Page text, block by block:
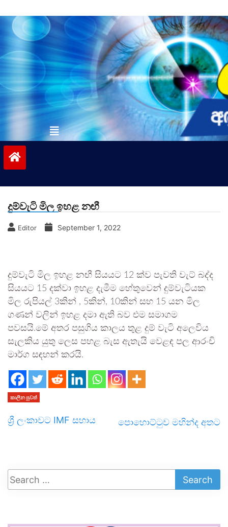
to
contentvinivida.lk
දුම්වැටි මිල ඉහළ නඟී
Editor September 1, 2022
දුම්වැටි මිල ඉහළ නඟී සියයට 12 ක්ව පැවති වැට් බද්ද
සියයට 15 දක්වා ඉහළ දැමීම හේතුවෙන් දුම්වැටියක
මිල රුපියල් 3කින් , 5කින්, 10කින් සහ 15 යන මිල
ගණන් වලින් ඉහළ දමා ඇති බව එම සමාගම
පවසයි.මේ අතර පසුගිය කාලය තුළ දුම් වැටි අලෙවිය
සැලකිය යුතු ලෙස පහළ බැස ඇතැ‍යි වෙළඳ පල ආරංචි
මාර්ග සඳහන් කරයි.
කාලීන පුවත්
ශ්‍රී ලංකාවට IMF සහාය පොහොට්ටුව මහින්ද අතට